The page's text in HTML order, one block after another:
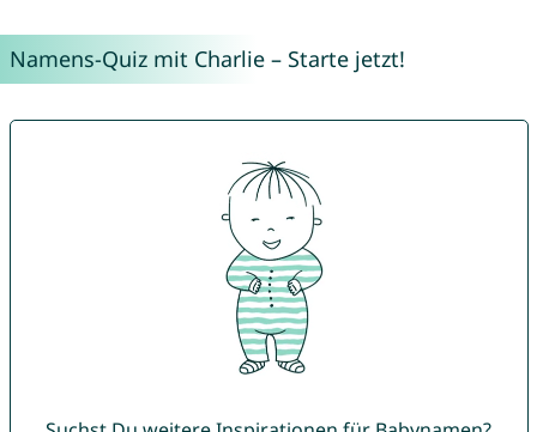
Namens-Quiz mit Charlie – Starte jetzt!